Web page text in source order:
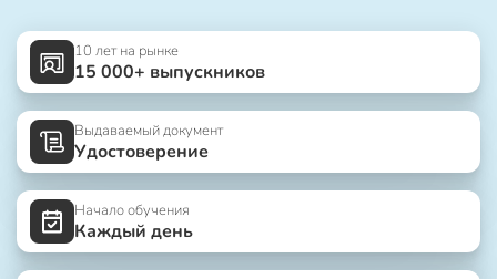
10 лет на рынке
15 000+ выпускников
Выдаваемый документ
Удостоверение
Начало обучения
Каждый день